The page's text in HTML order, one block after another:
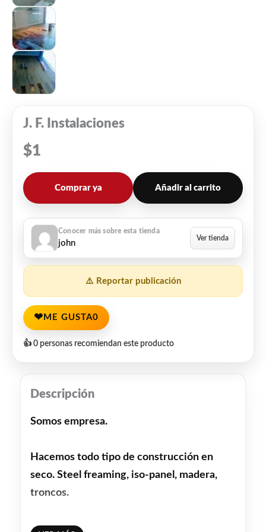
J. F. Instalaciones
$1
Comprar ya Añadir al carrito
john
⚠️ Reportar publicación
❤ ME GUSTA0
👍 0 personas recomiendan este producto
Descripción
Somos empresa.
Hacemos todo tipo de construcción en
seco. Steel freaming, iso-panel, madera,
troncos.
También construcción tradicional.